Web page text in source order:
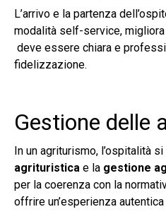
L’arrivo e la partenza
modalità self-service,
deve essere chiara e
fidelizzazione.
Gestione delle
In un agriturismo, l’ospitalità
agrituristica e la gestione
per la coerenza con la
offrire un’esperienza